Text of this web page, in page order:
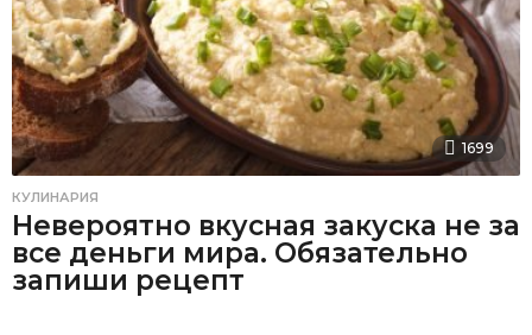
1699
КУЛИНАРИЯ
Невероятно вкусная закуска не за
все деньги мира. Обязательно
запиши рецепт